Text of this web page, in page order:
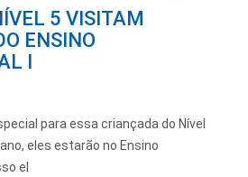
5 VISITAM
ENSINO
I
para essa criançada do Nível
eles estarão no Ensino
el